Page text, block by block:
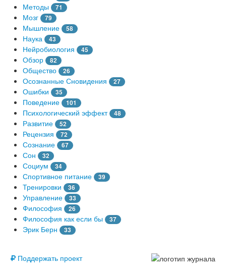
Методы 71
Мозг 79
Мышление 58
Наука 43
Нейробиология 45
Обзор 82
Общество 26
Осознанные Сновидения 27
Ошибки 35
Поведение 101
Психологический эффект 48
Развитие 52
Рецензия 72
Сознание 67
Сон 32
Социум 34
Спортивное питание 39
Тренировки 36
Управление 33
Философия 26
Философия как если бы 37
Эрик Берн
33
Поддержать проект